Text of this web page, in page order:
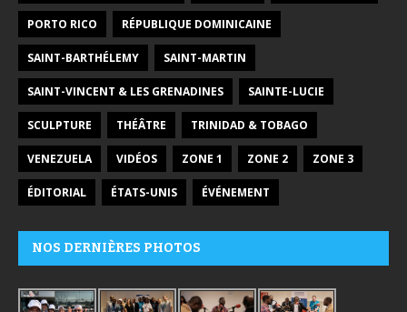
PORTO RICO RÉPUBLIQUE DOMINICAINE
SAINT-BARTHÉLEMY SAINT-MARTIN
SAINT-VINCENT & LES GRENADINES SAINTE-LUCIE
SCULPTURE THÉÂTRE TRINIDAD & TOBAGO
VENEZUELA VIDÉOS ZONE 1 ZONE 2 ZONE 3
ÉDITORIAL ÉTATS-UNIS ÉVÉNEMENT
NOS DERNIÈRES PHOTOS